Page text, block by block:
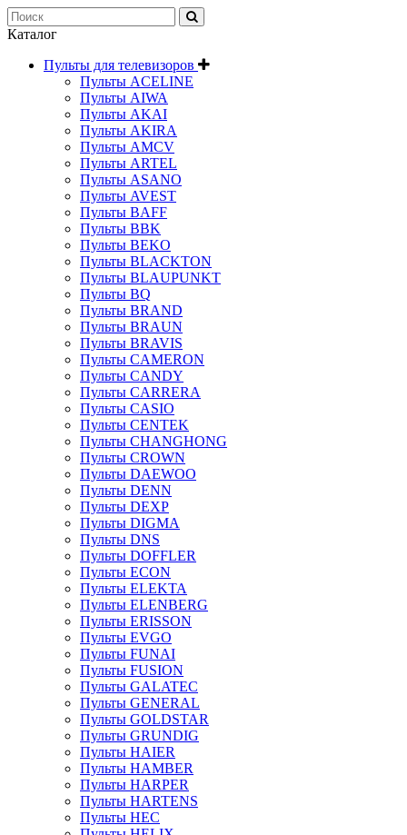
Каталог
Пульты для телевизоров
Пульты ACELINE
Пульты AIWA
Пульты AKAI
Пульты AKIRA
Пульты AMCV
Пульты ARTEL
Пульты ASANO
Пульты AVEST
Пульты BAFF
Пульты BBK
Пульты BEKO
Пульты BLACKTON
Пульты BLAUPUNKT
Пульты BQ
Пульты BRAND
Пульты BRAUN
Пульты BRAVIS
Пульты CAMERON
Пульты CANDY
Пульты CARRERA
Пульты CASIO
Пульты CENTEK
Пульты CHANGHONG
Пульты CROWN
Пульты DAEWOO
Пульты DENN
Пульты DEXP
Пульты DIGMA
Пульты DNS
Пульты DOFFLER
Пульты ECON
Пульты ELEKTA
Пульты ELENBERG
Пульты ERISSON
Пульты EVGO
Пульты FUNAI
Пульты FUSION
Пульты GALATEC
Пульты GENERAL
Пульты GOLDSTAR
Пульты GRUNDIG
Пульты HAIER
Пульты HAMBER
Пульты HARPER
Пульты HARTENS
Пульты HEC